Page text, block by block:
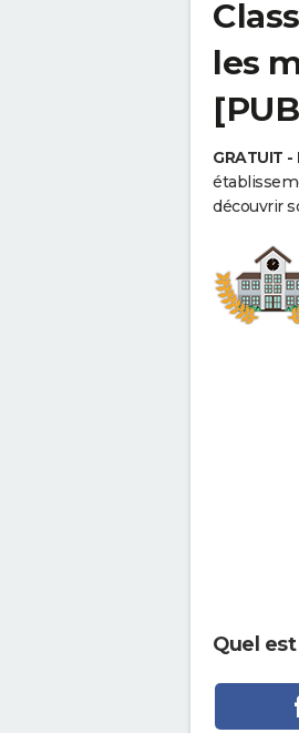
les
GRATUIT
découvrir
Quel